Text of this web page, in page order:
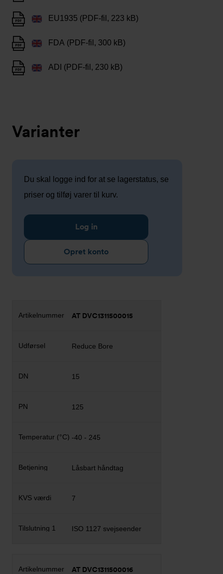
EU1935 (PDF-fil, 223 kB)
FDA (PDF-fil, 300 kB)
ADI (PDF-fil, 230 kB)
Varianter
Du skal logge ind for at se lagerstatus, se
priser og tilføj varer til kurv.
Log in
Opret konto
AT DVC1311500015
Reduce Bore
15
125
-40 - 245
Låsbart håndtag
7
ISO 1127 svejseender
AT DVC1311500016